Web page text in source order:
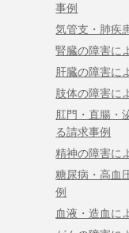
事例
気管支・肺疾
腎臓の障害に
肝臓の障害に
肢体の障害に
肛門・直腸・
る請求事例
精神の障害に
糖尿病・高血
例
血液・造血に